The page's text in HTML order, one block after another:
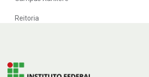
Reitoria